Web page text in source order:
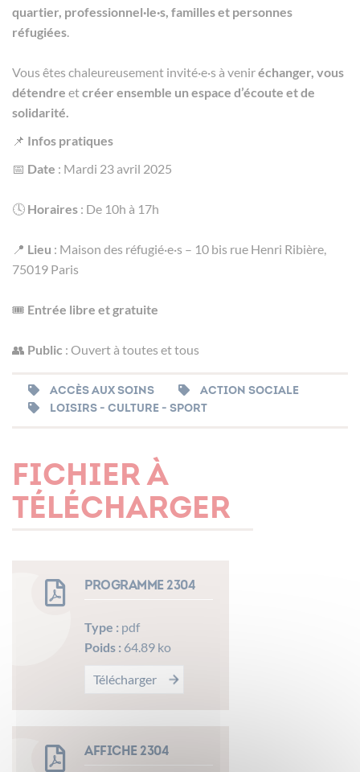
quartier, professionnel·le·s, familles et personnes
réfugiées.
Vous êtes chaleureusement invité·e·s à veniréchanger, vous
détendre etcréer ensemble un espace d’écoute et de
solidarité.
📌 Infos pratiques
📅 Date : Mardi 23 avril 2025
🕓 Horaires : De 10h à 17h
📍 Lieu : Maison des réfugié·e·s – 10 bis rue Henri Ribière,
75019 Paris
🎟️ Entrée libre et gratuite
👥 Public : Ouvert à toutes et tous
ACCÈS AUX SOINS
ACTION SOCIALE
LOISIRS - CULTURE - SPORT
FICHIER À
TÉLÉCHARGER
Programme 2304
Type : pdf
Poids : 64.89 ko
Télécharger
Affiche 2304